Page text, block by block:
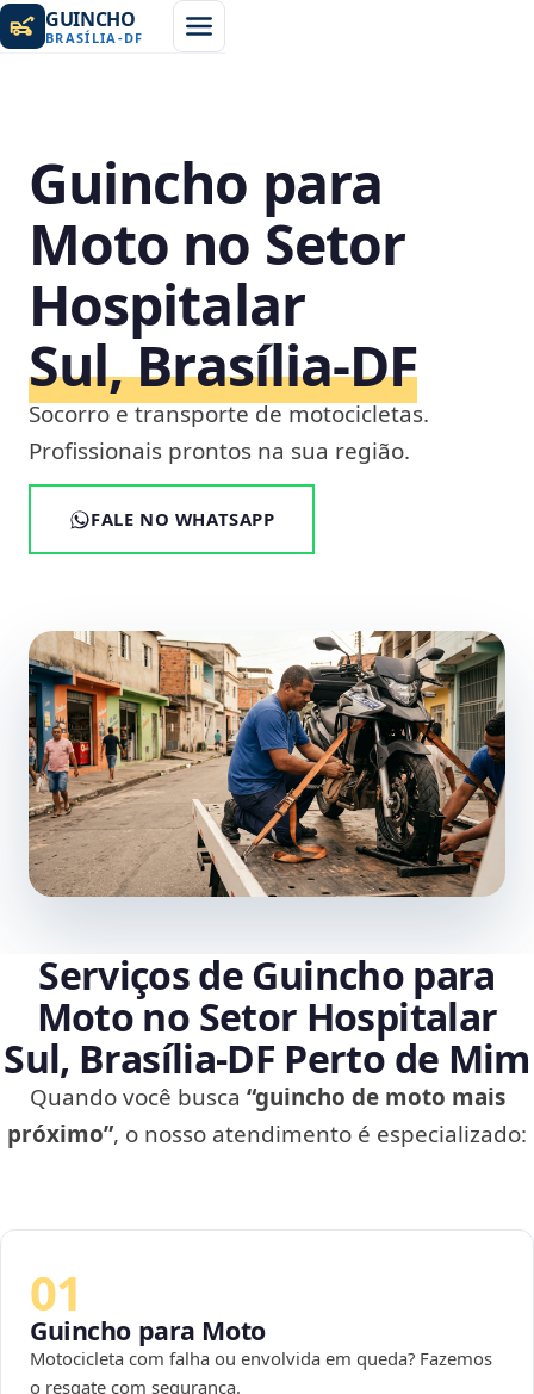
GUINCHO
BRASÍLIA -DF
Guincho para
Moto no Setor
Hospitalar
Sul, Brasília‑DF
Socorro e transporte de motocicletas.
Profissionais prontos na sua região.
FALE NO WHATSAPP
Serviços de Guincho para
Moto no Setor Hospitalar
Sul, Brasília‑DF Perto de Mim
Quando você busca “guincho de moto mais
próximo”, o nosso atendimento é especializado:
01
Guincho para Moto
Motocicleta com falha ou envolvida em queda? Fazemos
o resgate com segurança.